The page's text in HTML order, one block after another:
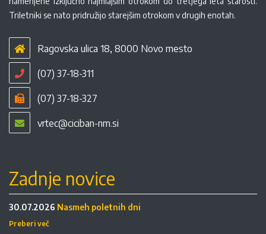
Triletniki se nato pridružijo starejšim otrokom v drugih enotah.
Ragovska ulica 18, 8000 Novo mesto
(07) 37-18-311
(07) 37-18-327
vrtec@ciciban-nm.si
Zadnje novice
30.07.2026 Nasmeh poletnih dni
Preberi več